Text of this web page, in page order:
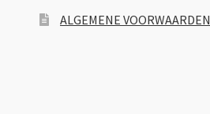
ALGEMENE VOORWAARDEN